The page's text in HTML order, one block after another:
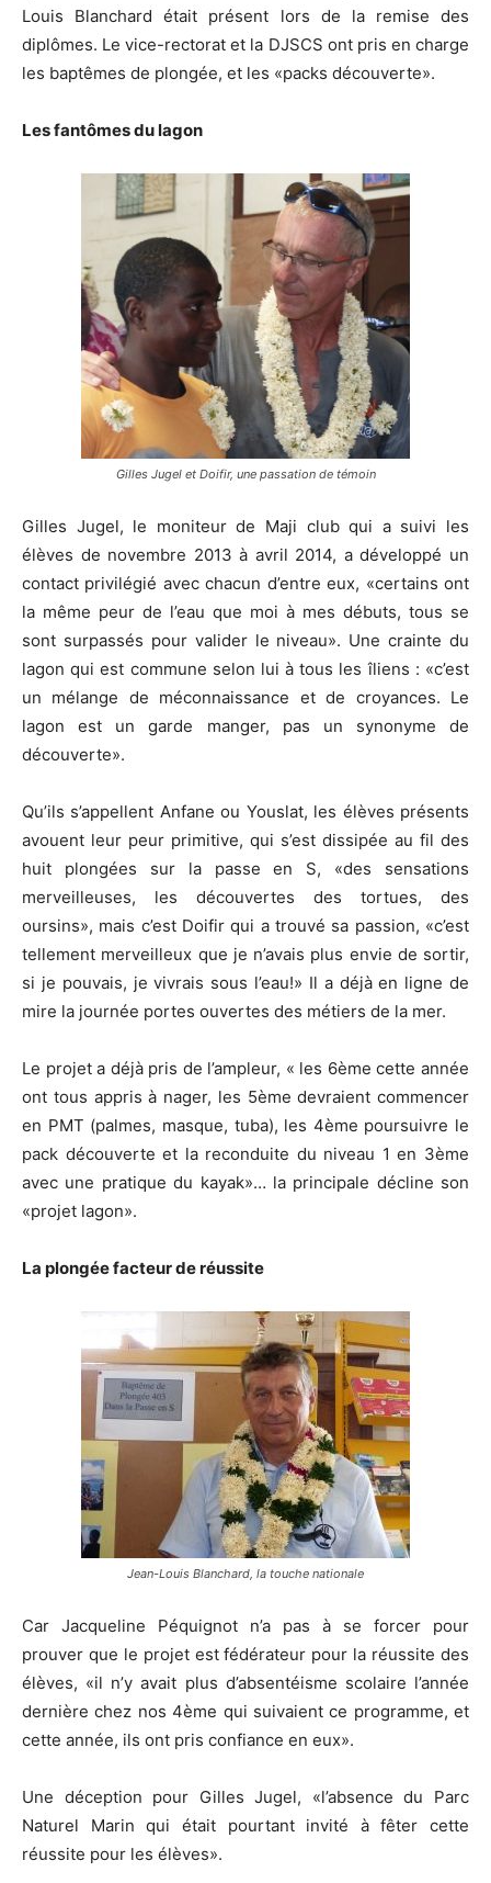
Louis Blanchard était présent lors de la remise des
diplômes. Le vice-rectorat et la DJSCS ont pris en charge
les baptêmes de plongée, et les «packs découverte».
Les fantômes du lagon
Gilles Jugel et Doifir, une passation de témoin
Gilles Jugel, le moniteur de Maji club qui a suivi les
élèves de novembre 2013 à avril 2014, a développé un
contact privilégié avec chacun d’entre eux, «certains ont
la même peur de l’eau que moi à mes débuts, tous se
sont surpassés pour valider le niveau». Une crainte du
lagon qui est commune selon lui à tous les îliens : «c’est
un mélange de méconnaissance et de croyances. Le
lagon est un garde manger, pas un synonyme de
découverte».
Qu’ils s’appellent Anfane ou Youslat, les élèves présents
avouent leur peur primitive, qui s’est dissipée au fil des
huit plongées sur la passe en S, «des sensations
merveilleuses, les découvertes des tortues, des
oursins», mais c’est Doifir qui a trouvé sa passion, «c’est
tellement merveilleux que je n’avais plus envie de sortir,
si je pouvais, je vivrais sous l’eau!» Il a déjà en ligne de
mire la journée portes ouvertes des métiers de la mer.
Le projet a déjà pris de l’ampleur, « les 6ème cette année
ont tous appris à nager, les 5ème devraient commencer
en PMT (palmes, masque, tuba), les 4ème poursuivre le
pack découverte et la reconduite du niveau 1 en 3ème
avec une pratique du kayak»… la principale décline son
«projet lagon».
La plongée facteur de réussite
Jean-Louis Blanchard, la touche nationale
Car Jacqueline Péquignot n’a pas à se forcer pour
prouver que le projet est fédérateur pour la réussite des
élèves, «il n’y avait plus d’absentéisme scolaire l’année
dernière chez nos 4ème qui suivaient ce programme, et
cette année, ils ont pris confiance en eux».
Une déception pour Gilles Jugel, «l’absence du Parc
Naturel Marin qui était pourtant invité à fêter cette
réussite pour les élèves».